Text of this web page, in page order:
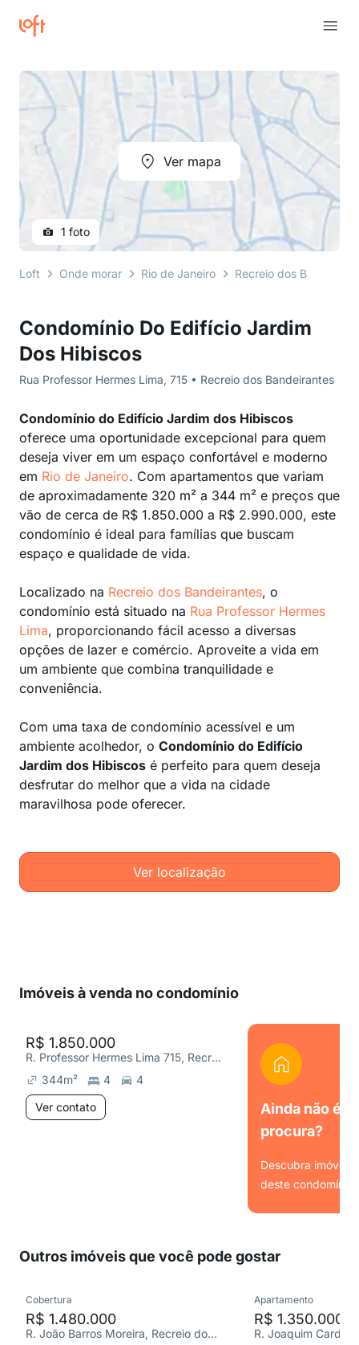
Condomínio Do Edifício Jardim
Dos Hibiscos
Rua Professor Hermes Lima, 715 • Recreio dos Bandeirantes
Condomínio do Edifício Jardim dos Hibiscos
oferece uma oportunidade excepcional para quem
deseja viver em um espaço confortável e moderno
em Rio de Janeiro. Com apartamentos que variam
de aproximadamente 320 m² a 344 m² e preços que
vão de cerca de R$ 1.850.000 a R$ 2.990.000, este
condomínio é ideal para famílias que buscam
espaço e qualidade de vida.
Localizado na Recreio dos Bandeirantes, o
condomínio está situado na Rua Professor Hermes
Lima, proporcionando fácil acesso a diversas
opções de lazer e comércio. Aproveite a vida em
um ambiente que combina tranquilidade e
conveniência.
Com uma taxa de condomínio acessível e um
ambiente acolhedor, o Condomínio do Edifício
Jardim dos Hibiscos é perfeito para quem deseja
desfrutar do melhor que a vida na cidade
maravilhosa pode oferecer.
Ver localização
Ver mapa
1 foto
Loft Onde morar Rio de Janeiro Recreio dos
Imóveis à venda no condomínio
R$ 1.850.000
R. Professor Hermes Lima 715, Recreio dos Bandeirantes
344m² 4
4
Ver contato
Ainda não é
procura?
Descubra imóveis
deste condomínio.
Outros imóveis que você pode gostar
Cobertura
R$ 1.480.000
R. João Barros Moreira, Recreio dos Bandeirantes
Apartamento
R$ 1.350.000